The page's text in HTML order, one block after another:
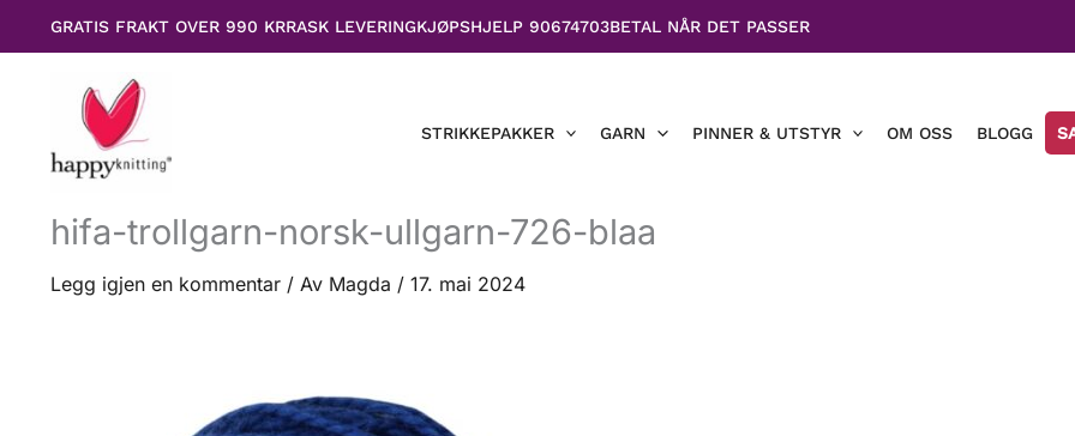
GRATIS FRAKT OVER 990 KRRASK LEVERINGKJØPSHJELP 90674703BETAL NÅR DET PASSER
STRIKKEPAKKER GARN PINNER & UTSTYR OM OSS BLOGG
hifa-trollgarn-norsk-ullgarn-726-blaa
Legg igjen en kommentar / Av Magda / 17. mai 2024